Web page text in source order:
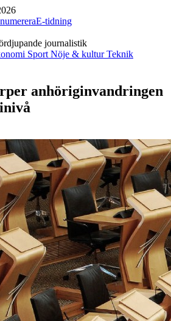
E-tidning
journalistik
Sport Nöje & kulturTeknik
anhöriginvandringen